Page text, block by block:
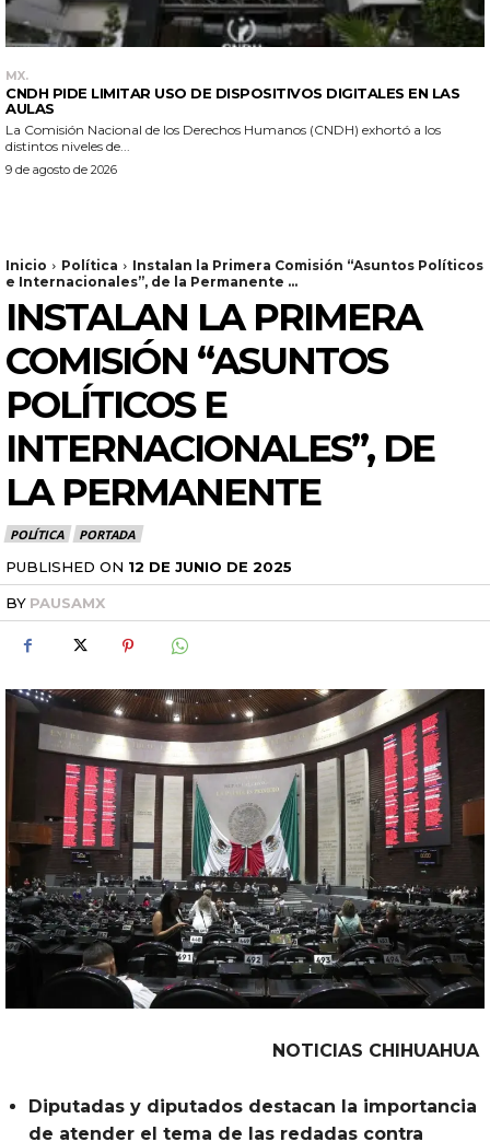
MX.
CNDH PIDE LIMITAR USO DE DISPOSITIVOS DIGITALES EN LAS
AULAS
La Comisión Nacional de los Derechos Humanos (CNDH) exhortó a los
distintos niveles de...
9 de agosto de 2026